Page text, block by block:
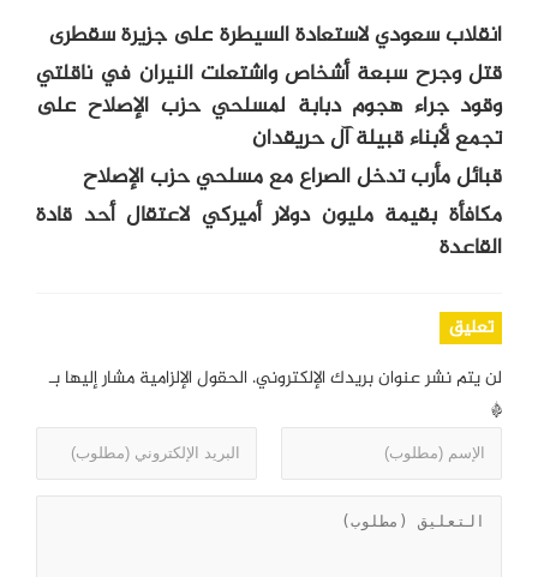
انقلاب سعودي لاستعادة السيطرة على جزيرة سقطرى
قتل وجرح سبعة أشخاص واشتعلت النيران في ناقلتي
وقود جراء هجوم دبابة لمسلحي حزب الإصلاح على
تجمع لأبناء قبيلة آل حريقدان
قبائل مأرب تدخل الصراع مع مسلحي حزب الإصلاح
مكافأة بقيمة مليون دولار أميركي لاعتقال أحد قادة
القاعدة
تعليق
لن يتم نشر عنوان بريدك الإلكتروني. الحقول الإلزامية مشار إليها بـ
*